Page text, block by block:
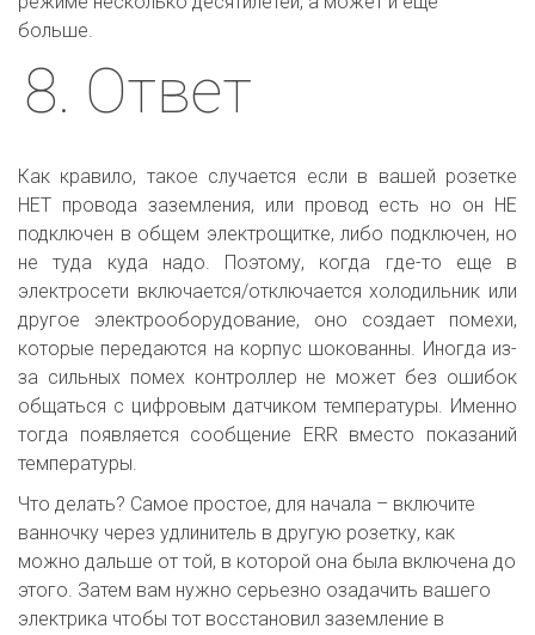
больше.
8. Ответ
Как кравило, такое случается если в вашей розетке
НЕТ провода заземления, или провод есть но он НЕ
подключен в общем электрощитке, либо подключен, но
не туда куда надо. Поэтому, когда где-то еще в
электросети включается/отключается холодильник или
другое электрооборудование, оно создает помехи,
которые передаются на корпус шокованны. Иногда из-
за сильных помех контроллер не может без ошибок
общаться с цифровым датчиком температуры. Именно
тогда появляется сообщение ERR вместо показаний
температуры.
Что делать? Самое простое, для начала – включите
ванночку через удлинитель в другую розетку, как
можно дальше от той, в которой она была включена до
этого. Затем вам нужно серьезно озадачить вашего
электрика чтобы тот восстановил заземление в